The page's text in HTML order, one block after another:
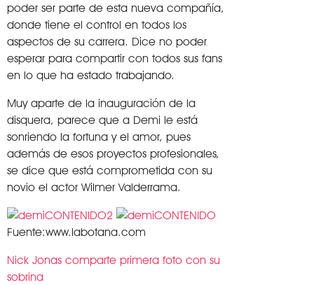
poder ser parte de esta nueva compañía,
donde tiene el control en todos los
aspectos de su carrera. Dice no poder
esperar para compartir con todos sus fans
en lo que ha estado trabajando.
Muy aparte de la inauguración de la
disquera, parece que a Demi le está
sonriendo la fortuna y el amor, pues
además de esos proyectos profesionales,
se dice que está comprometida con su
novio el actor Wilmer Valderrama.
Fuente:www.labotana.com
Nick Jonas comparte primera foto con su
sobrina